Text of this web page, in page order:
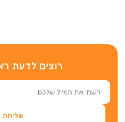
רוצים לדעת